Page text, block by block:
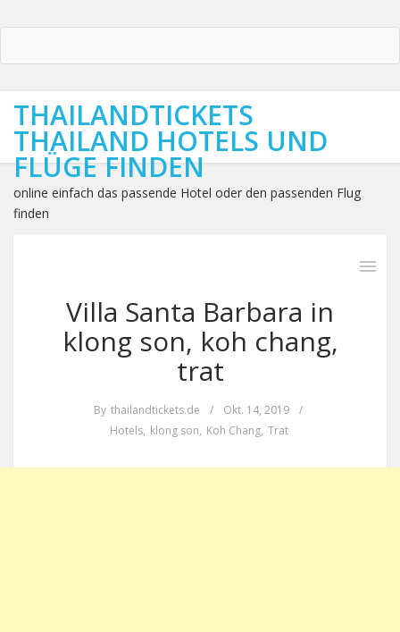
THAILANDTICKETS
THAILAND HOTELS UND
FLÜGE FINDEN
online einfach das passende Hotel oder den passenden Flug
finden
Villa Santa Barbara in
klong son, koh chang,
trat
By thailandtickets.de / Okt. 14, 2019
/
Hotels, klong son, Koh Chang, Trat